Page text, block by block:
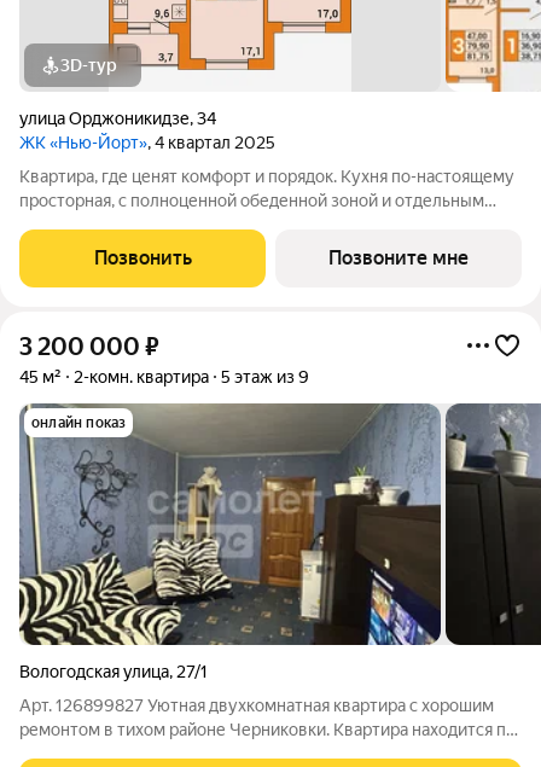
3D-тур
улица Орджоникидзе,34
ЖК «Нью-Йорт», 4 квартал 2025
Квартира, где ценят комфорт и порядок. Кухня по-настоящему
просторная, с полноценной обеденной зоной и отдельным
ужин, пока семья за столом, а также в любой момент выйти на
лоджию подышать
Позвонить Позвоните мне
3 200 000 ₽
45 м² 2-комн. квартира 5 этаж из 9
онлайн показ
Вологодская улица, 27/1
Арт. 126899827 Уютная двухкомнатная квартира с хорошим
ремонтом в тихом районе Черниковки. Квартира находится по